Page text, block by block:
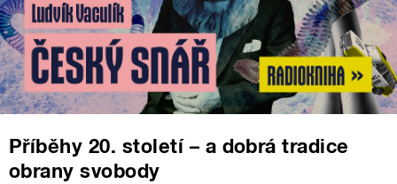
Příběhy 20. století – a dobrá tradice
obrany svobody